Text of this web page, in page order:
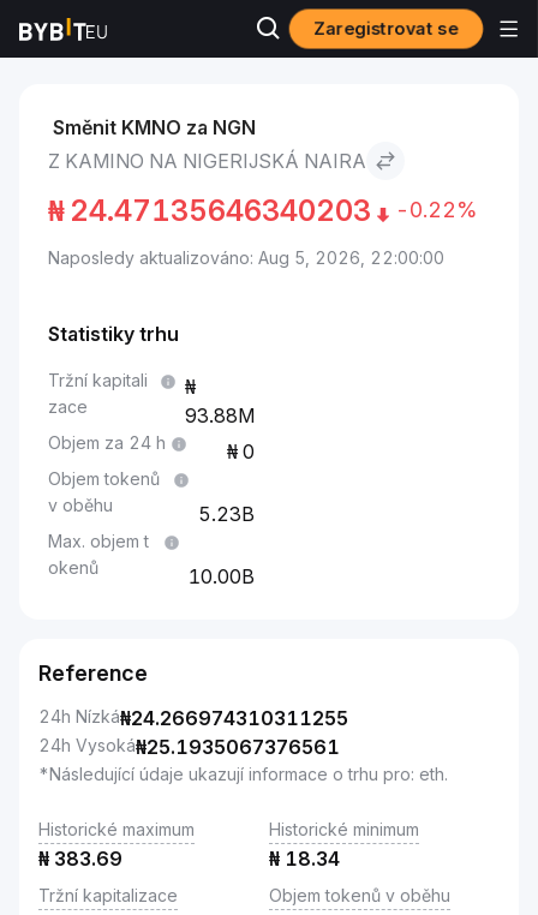
Zaregistrovat se
Trhy Cena Kamino KMNO Kamino to Nigerijská naira
Směnit KMNO za NGN
Z KAMINO NA NIGERIJSKÁ NAIRA
₦ 24.47135646340203 -0.22%
Naposledy aktualizováno: Aug 5, 2026, 22:00:00
Statistiky trhu
Tržní kapitali
zace
93.88M
Objem za 24 h 0
Objem tokenů
v oběhu
5.23B
Max. objem t
okenů
10.00B
Reference
24h Nízká₦24.266974310311255
24h Vysoká₦25.1935067376561
*Následující údaje ukazují informace o trhu pro: eth.
Historické maximum
₦ 383.69
Historické minimum
₦ 18.34
Tržní kapitalizace Objem tokenů v oběhu